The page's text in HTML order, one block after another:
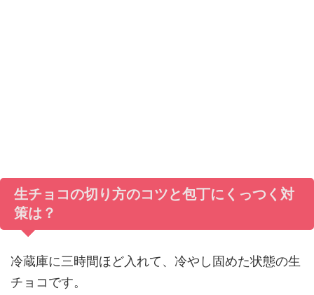
生チョコの切り方のコツと包丁にくっつく対
策は？
冷蔵庫に三時間ほど入れて、冷やし固めた状態の生
チョコです。